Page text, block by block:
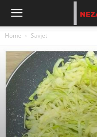
Home Savjeti